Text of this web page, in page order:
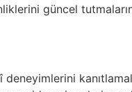
güncel